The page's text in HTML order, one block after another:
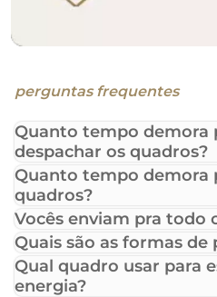
perguntas frequentes
Quanto tempo demora
despachar os quadros?
Quanto tempo demora
quadros?
Vocês enviam pra todo
Quais são as formas de
Qual quadro usar para
energia?